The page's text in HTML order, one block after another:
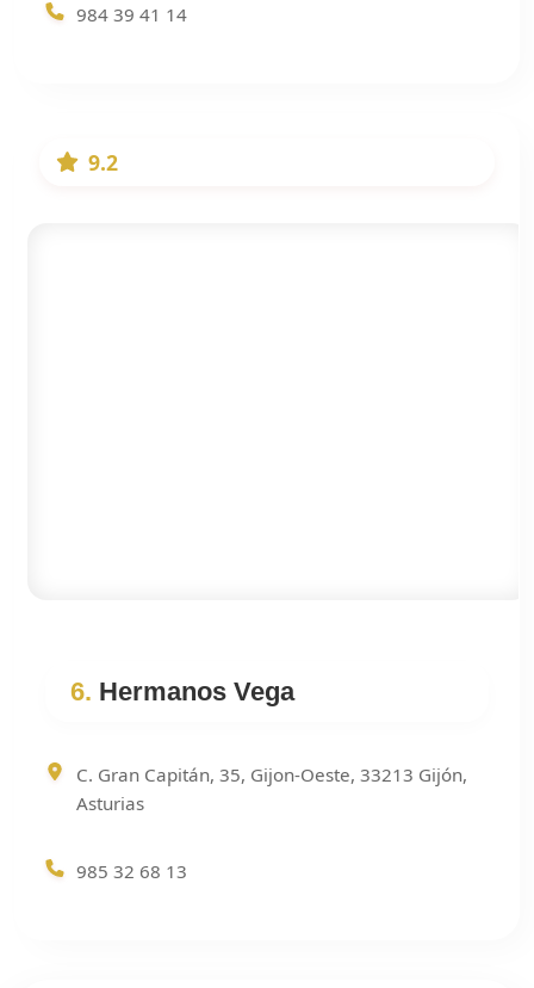
984 39 41 14
9.2
6. Hermanos Vega
C. Gran Capitán, 35, Gijon-Oeste, 33213 Gijón,
Asturias
985 32 68 13